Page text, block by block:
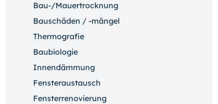
Bau-/Mauertrocknung
Bauschäden / -mängel
Thermografie
Baubiologie
Innendämmung
Fensteraustausch
Fensterrenovierung